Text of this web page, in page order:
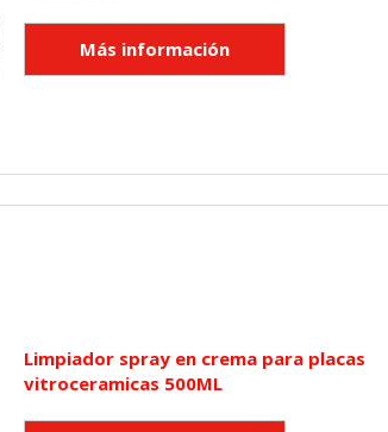
Limpiador spray en crema para placas
vitroceramicas 500ML